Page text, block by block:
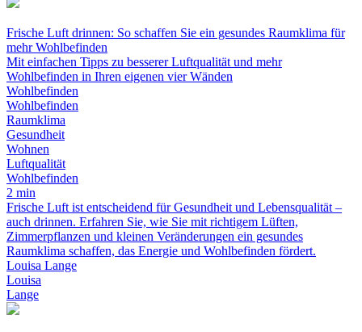
Frische Luft drinnen: So schaffen Sie ein gesundes Raumklima für
mehr Wohlbefinden
Mit einfachen Tipps zu besserer Luftqualität und mehr
Wohlbefinden in Ihren eigenen vier Wänden
Wohlbefinden
Wohlbefinden
Raumklima
Gesundheit
Wohnen
Luftqualität
Wohlbefinden
2 min
Frische Luft ist entscheidend für Gesundheit und Lebensqualität –
auch drinnen. Erfahren Sie, wie Sie mit richtigem Lüften,
Zimmerpflanzen und kleinen Veränderungen ein gesundes
Raumklima schaffen, das Energie und Wohlbefinden fördert.
Louisa Lange
Louisa
Lange